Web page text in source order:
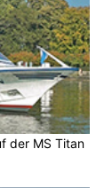
der MS Titan